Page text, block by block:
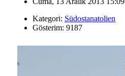
Kategori: Südostanatolien
Gösterim: 9187